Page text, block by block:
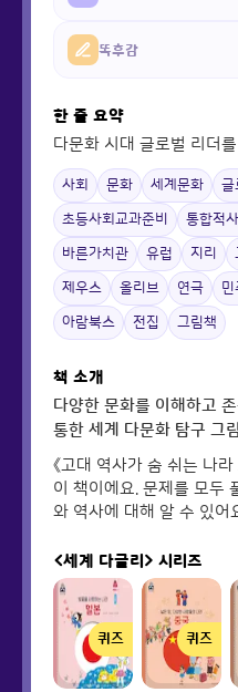
똑후감
한 줄 요약
다문화 시대 글로벌 리더
사회 문화 세계문화 글
초등사회교과준비 통합적
바른가치관 유럽 지리
제우스 올리브 연극 민
아람북스 전집 그림책
책 소개
다양한 문화를 이해하고
통한 세계 다문화 탐구 그
《고대 역사가 숨 쉬는 나
이 책이에요. 문제를 모두
와 역사에 대해 알 수 있어
<세계 다글리> 시리즈
퀴즈 퀴즈